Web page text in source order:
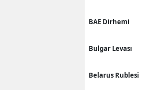
BAE Dirhemi
Bulgar Levası
Belarus Rublesi